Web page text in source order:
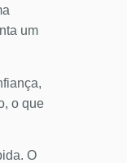
um
o que
O